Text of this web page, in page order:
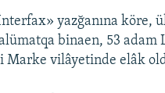
yazğanına köre,
binaen, 53 adam
Marke vilâyetinde elâk